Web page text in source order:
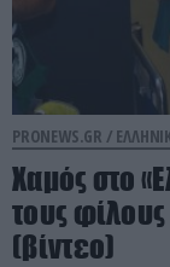
PRONEWS.GR /
Χαμός στο
τους
(βίντεο)